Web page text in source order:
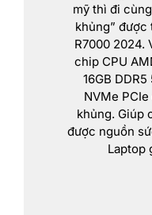
mỹ thì đi
khủng”
R7000 2024.
chip CPU
16GB
NVMe
khủng. Giúp
được nguồn
Laptop